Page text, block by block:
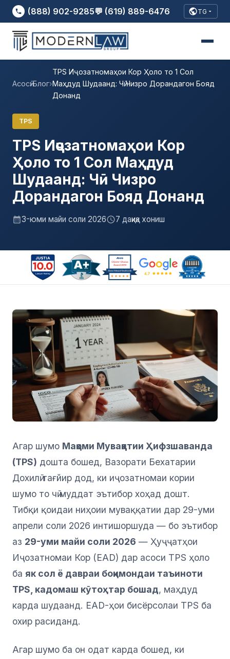
(888) 902-9285💬 (619) 889-6476 TG
Асосӣ›Блог›
TPS Иҷозатномаҳои Кор Ҳоло то 1 Сол
Маҳдуд Шудаанд: Чӣ Чизро Дорандагон Бояд
Донанд
TPS
TPS Иҷозатномаҳои Кор
Ҳоло то 1 Сол Маҳдуд
Шудаанд: Чӣ Чизро
Дорандагон Бояд Донанд
3-юми майи соли 2026 7 дақиқа хониш
Агар шумо Мақоми Муваққатии Ҳифзшаванда
(TPS) дошта бошед, Вазорати Бехатарии
Дохилӣ тағйир дод, ки иҷозатномаи кории
шумо то чӣ муддат эътибор хоҳад дошт.
Тибқи қоидаи ниҳоии муваққатии дар 29-уми
апрели соли 2026 интишоршуда — бо эътибор
аз 29-уми майи соли 2026 — Ҳуҷҷатҳои
Иҷозатномаи Кор (EAD) дар асоси TPS ҳоло
ба як сол ё давраи боқимондаи таъиноти
TPS, кадомаш кӯтоҳтар бошад, маҳдуд
карда шудаанд. EAD-ҳои бисёрсолаи TPS ба
охир расиданд.
Агар шумо ба он одат карда бошед, ки